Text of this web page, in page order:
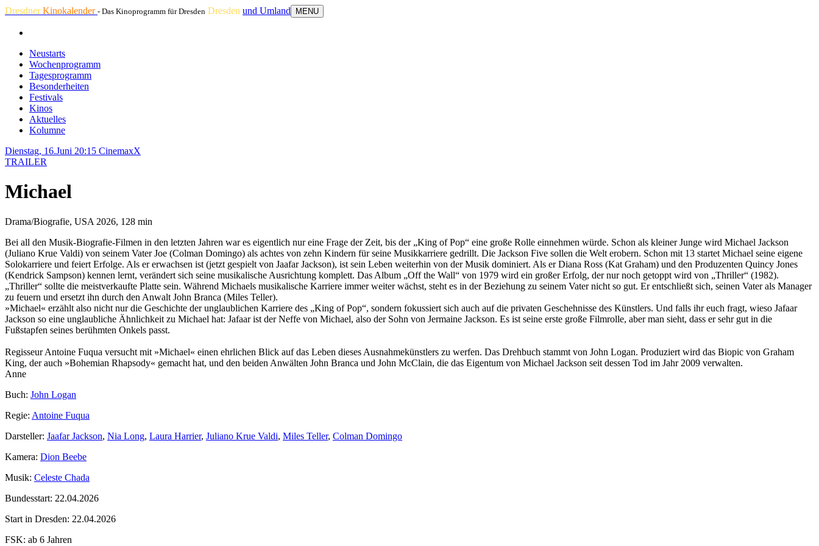
DresdnerKinokalender - Das Kinoprogramm für Dresden Dresden und Umland MENU
Neustarts
Wochenprogramm
Tagesprogramm
Besonderheiten
Festivals
Kinos
Aktuelles
Kolumne
Dienstag, 16.Juni 20:15 CinemaxX
TRAILER
Michael
Drama/Biografie, USA 2026, 128 min
Bei all den Musik-Biografie-Filmen in den letzten Jahren war es eigentlich nur eine Frage der Zeit, bis der „King of Pop“ eine große Rolle einnehmen würde. Schon als kleiner Junge wird Michael Jackson
(Juliano Krue Valdi) von seinem Vater Joe (Colman Domingo) als achtes von zehn Kindern für seine Musikkarriere gedrillt. Die Jackson Five sollen die Welt erobern. Schon mit 13 startet Michael seine eigene
Solokarriere und feiert Erfolge. Als er erwachsen ist (jetzt gespielt von Jaafar Jackson), ist sein Leben weiterhin von der Musik dominiert. Als er Diana Ross (Kat Graham) und den Produzenten Quincy Jones
(Kendrick Sampson) kennen lernt, verändert sich seine musikalische Ausrichtung komplett. Das Album „Off the Wall“ von 1979 wird ein großer Erfolg, der nur noch getoppt wird von „Thriller“ (1982).
„Thriller“ sollte die meistverkaufte Platte sein. Während Michaels musikalische Karriere immer weiter wächst, steht es in der Beziehung zu seinem Vater nicht so gut. Er entschließt sich, seinen Vater als Manager
zu feuern und ersetzt ihn durch den Anwalt John Branca (Miles Teller).
»Michael« erzählt also nicht nur die Geschichte der unglaublichen Karriere des „King of Pop“, sondern fokussiert sich auch auf die privaten Geschehnisse des Künstlers. Und falls ihr euch fragt, wieso Jafaar
Jackson so eine unglaubliche Ähnlichkeit zu Michael hat: Jafaar ist der Neffe von Michael, also der Sohn von Jermaine Jackson. Es ist seine erste große Filmrolle, aber man sieht, dass er sehr gut in die
Fußstapfen seines berühmten Onkels passt.
Regisseur Antoine Fuqua versucht mit »Michael« einen ehrlichen Blick auf das Leben dieses Ausnahmekünstlers zu werfen. Das Drehbuch stammt von John Logan. Produziert wird das Biopic von Graham
King, der auch »Bohemian Rhapsody« gemacht hat, und den beiden Anwälten John Branca und John McClain, die das Eigentum von Michael Jackson seit dessen Tod im Jahr 2009 verwalten.
Anne
Buch: John Logan
Regie: Antoine Fuqua
Darsteller: Jaafar Jackson, Nia Long, Laura Harrier, Juliano Krue Valdi, Miles Teller, Colman Domingo
Kamera: Dion Beebe
Musik: Celeste Chada
Bundesstart: 22.04.2026
Start in Dresden: 22.04.2026
FSK: ab 6 Jahren